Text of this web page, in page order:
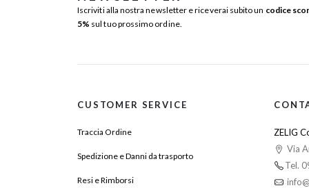
Iscriviti alla nostra newsletter e riceverai subito un codice
5% sul tuo prossimo ordine.
CUSTOMER SERVICE
Traccia Ordine
Spedizione e Danni da trasporto
Resi e Rimborsi
ZELIG
Via
Tel.